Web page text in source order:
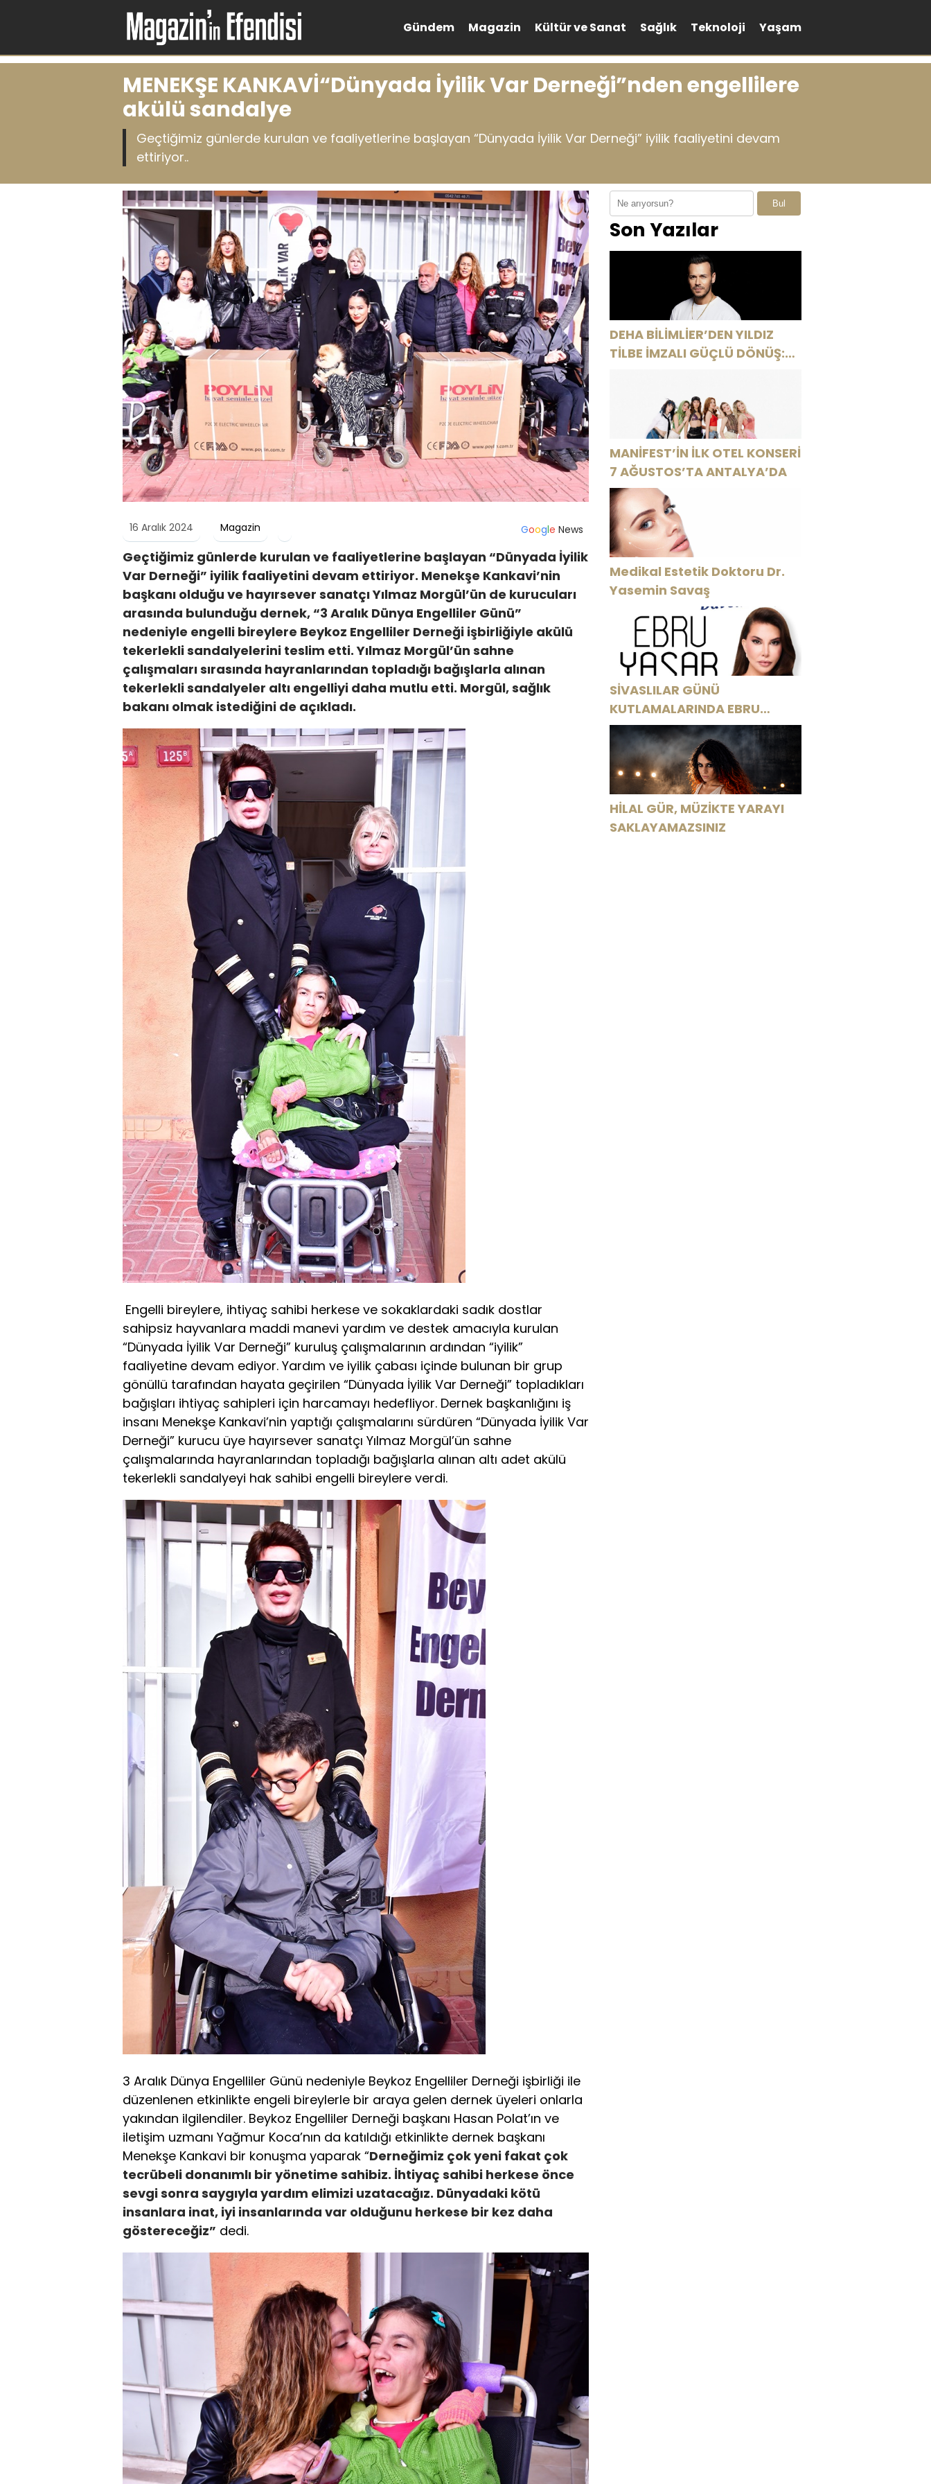
Gündem Magazin Kültür ve Sanat Sağlık Teknoloji Yaşam
MENEKŞE KANKAVİ“Dünyada İyilik Var Derneği”nden engellilere
akülü sandalye
Geçtiğimiz günlerde kurulan ve faaliyetlerine başlayan “Dünyada İyilik Var Derneği” iyilik faaliyetini devam
ettiriyor..
16 Aralık 2024 Magazin Google News
Geçtiğimiz günlerde kurulan ve faaliyetlerine başlayan “Dünyada İyilik
Var Derneği” iyilik faaliyetini devam ettiriyor. Menekşe Kankavi’nin
başkanı olduğu ve hayırsever sanatçı Yılmaz Morgül’ün de kurucuları
arasında bulunduğu dernek, “3 Aralık Dünya Engelliler Günü”
nedeniyle engelli bireylere Beykoz Engelliler Derneği işbirliğiyle akülü
tekerlekli sandalyelerini teslim etti. Yılmaz Morgül’ün sahne
çalışmaları sırasında hayranlarından topladığı bağışlarla alınan
tekerlekli sandalyeler altı engelliyi daha mutlu etti. Morgül, sağlık
bakanı olmak istediğini de açıkladı.
Engelli bireylere, ihtiyaç sahibi herkese ve sokaklardaki sadık dostlar
sahipsiz hayvanlara maddi manevi yardım ve destek amacıyla kurulan
“Dünyada İyilik Var Derneği” kuruluş çalışmalarının ardından “iyilik”
faaliyetine devam ediyor. Yardım ve iyilik çabası içinde bulunan bir grup
gönüllü tarafından hayata geçirilen “Dünyada İyilik Var Derneği” topladıkları
bağışları ihtiyaç sahipleri için harcamayı hedefliyor. Dernek başkanlığını iş
insanı Menekşe Kankavi’nin yaptığı çalışmalarını sürdüren “Dünyada İyilik Var
Derneği” kurucu üye hayırsever sanatçı Yılmaz Morgül’ün sahne
çalışmalarında hayranlarından topladığı bağışlarla alınan altı adet akülü
tekerlekli sandalyeyi hak sahibi engelli bireylere verdi.
3 Aralık Dünya Engelliler Günü nedeniyle Beykoz Engelliler Derneği işbirliği ile
düzenlenen etkinlikte engeli bireylerle bir araya gelen dernek üyeleri onlarla
yakından ilgilendiler. Beykoz Engelliler Derneği başkanı Hasan Polat’ın ve
iletişim uzmanı Yağmur Koca’nın da katıldığı etkinlikte dernek başkanı
Menekşe Kankavi bir konuşma yaparak “Derneğimiz çok yeni fakat çok
tecrübeli donanımlı bir yönetime sahibiz. İhtiyaç sahibi herkese önce
sevgi sonra saygıyla yardım elimizi uzatacağız. Dünyadaki kötü
insanlara inat, iyi insanlarında var olduğunu herkese bir kez daha
göstereceğiz” dedi.
Bul
Son Yazılar
DEHA BİLİMLİER’DEN YILDIZ
TİLBE İMZALI GÜÇLÜ DÖNÜŞ:
MANİFEST’İN İLK OTEL KONSERİ
7 AĞUSTOS’TA ANTALYA’DA
Medikal Estetik Doktoru Dr.
Yasemin Savaş
SİVASLILAR GÜNÜ
KUTLAMALARINDA EBRU
YAŞAR RÜZGARI ESECEK!
HİLAL GÜR, MÜZİKTE YARAYI
SAKLAYAMAZSINIZ